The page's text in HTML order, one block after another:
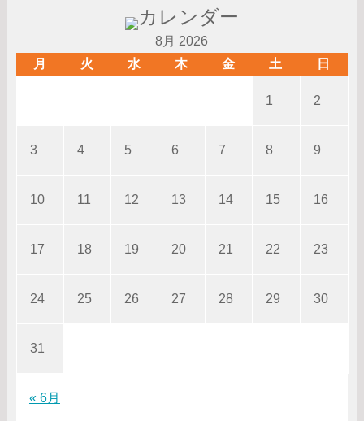
8月 2026
月
火 水 木 金 土 日
« 6月
1 2
3 4 5 6 7 8 9
10 11 12 13 14 15 16
17 18 19 20 21 22 23
24 25 26 27 28 29 30
31